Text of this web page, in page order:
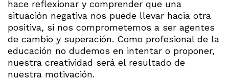
hace reflexionar y comprender que una
situación negativa nos puede llevar hacia otra
positiva, si nos comprometemos a ser agentes
de cambio y superación. Como profesional de la
educación no dudemos en intentar o proponer,
nuestra creatividad será el resultado de
nuestra motivación.